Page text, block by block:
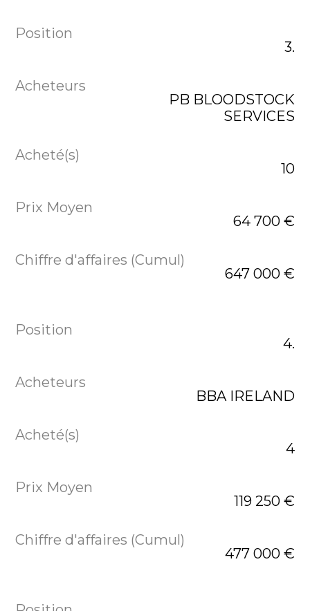
3.
PB BLOODSTOCK
SERVICES
10
64 700 €
647 000 €
4.
BBA IRELAND
4
119 250 €
477 000 €